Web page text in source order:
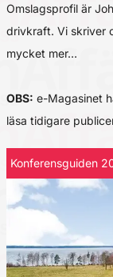
Omslagsprofil är
drivkraft. Vi skriver
mycket mer…
OBS: e-Magasinet
läsa tidigare
Konferensguiden